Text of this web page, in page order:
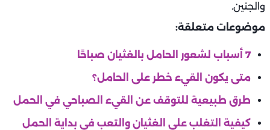
والجنين.
موضوعات متعلقة:
7 أسباب لشعور الحامل بالغثيان صباحًا
متى يكون القيء خطر على الحامل؟
طرق طبيعية للتوقف عن القيء الصباحي في الحمل
كيفية التغلب على الغثيان والتعب في بداية الحمل